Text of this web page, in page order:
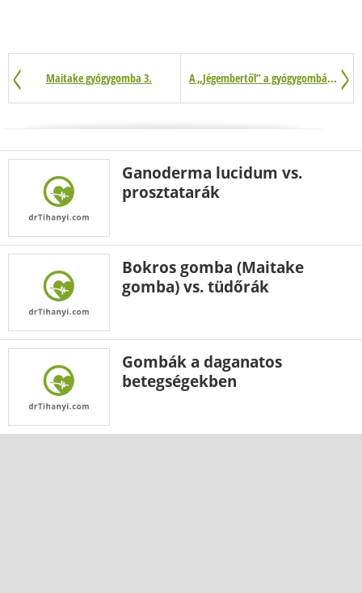
Maitake gyógygomba 3. A „Jégembertől” a gyógygombákig
Ganoderma lucidum vs.
prosztatarák
Bokros gomba (Maitake
gomba) vs. tüdőrák
Gombák a daganatos
betegségekben